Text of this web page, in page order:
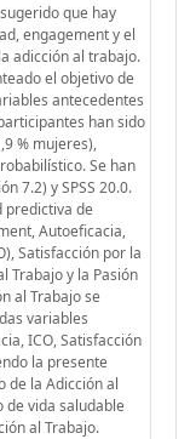
que hay
engagement y el
adicción al trabajo.
el objetivo de
antecedentes
han sido
% mujeres),
Se han
7.2) y SPSS 20.0.
predictiva de
Autoeficacia,
Satisfacción por la
Trabajo y la Pasión
al Trabajo se
variables
ICO, Satisfacción
la presente
de la Adicción al
de vida saludable
al Trabajo.